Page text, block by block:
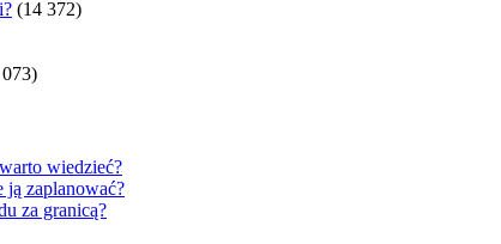
(14 372)
wiedzieć?
ją zaplanować?
za granicą?